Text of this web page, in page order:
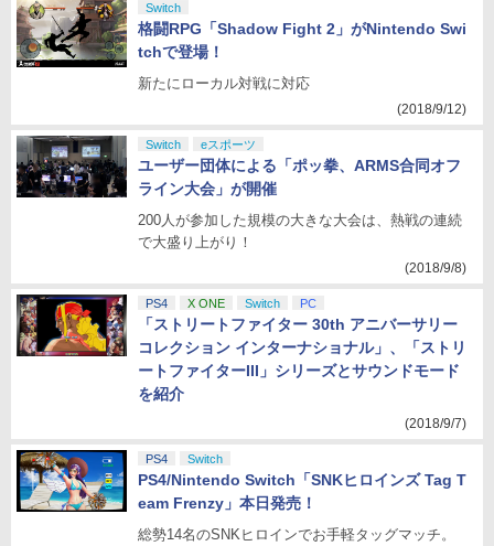
Switch
格闘RPG「Shadow Fight 2」がNintendo Swi
tchで登場！
新たにローカル対戦に対応
(2018/9/12)
Switch eスポーツ
ユーザー団体による「ポッ拳、ARMS合同オフ
ライン大会」が開催
200人が参加した規模の大きな大会は、熱戦の連続
で大盛り上がり！
(2018/9/8)
PS4 X ONE Switch PC
「ストリートファイター 30th アニバーサリー
コレクション インターナショナル」、「ストリ
ートファイターIII」シリーズとサウンドモード
を紹介
(2018/9/7)
PS4 Switch
PS4/Nintendo Switch「SNKヒロインズ Tag T
eam Frenzy」本日発売！
総勢14名のSNKヒロインでお手軽タッグマッチ。